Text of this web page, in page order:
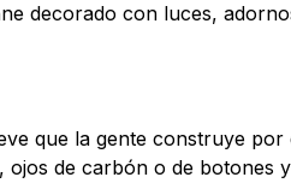
decorado con luces,
que la gente construye
ojos de carbón o de botones